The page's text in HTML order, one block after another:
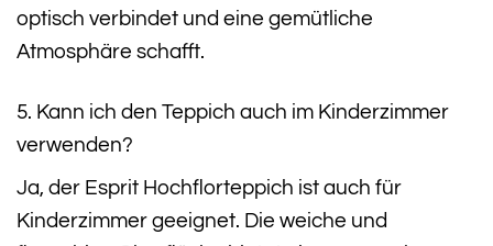
optisch verbindet und eine gemütliche
Atmosphäre schafft.
5. Kann ich den Teppich auch im Kinderzimmer
verwenden?
Ja, der Esprit Hochflorteppich ist auch für
Kinderzimmer geeignet. Die weiche und